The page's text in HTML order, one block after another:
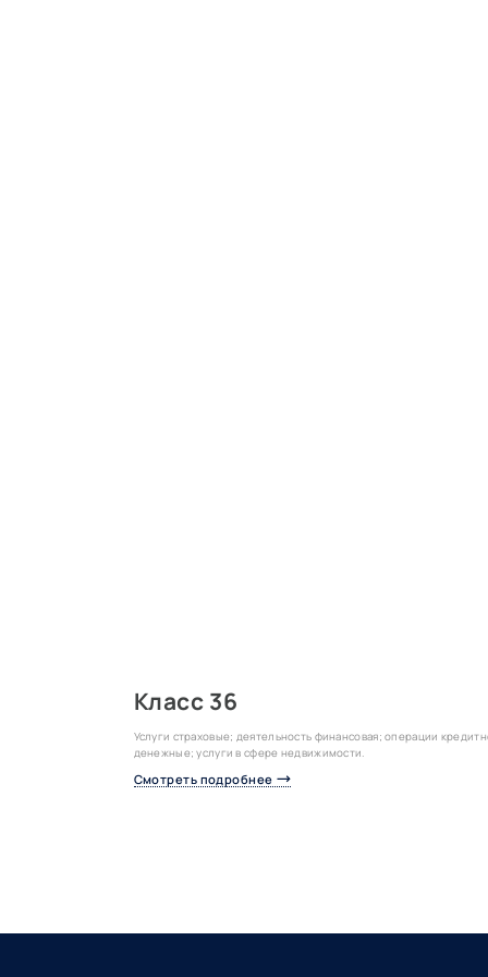
Класс 36
Услуги страховые; деятельность финансовая; операции
денежные; услуги в сфере недвижимости.
Смотреть подробнее